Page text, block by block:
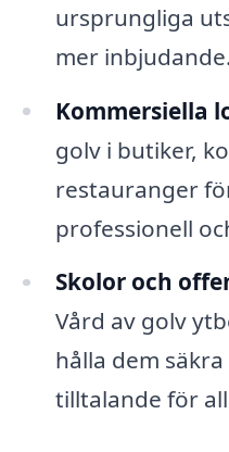
ursprungliga
mer inbjudande.
Kommersiella
golv i butiker,
restauranger
professionell
Skolor och
Vård av golv
hålla dem
tilltalande för